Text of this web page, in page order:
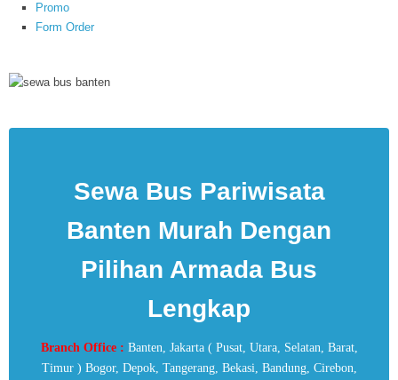
Promo
Form Order
Sewa Bus Pariwisata
Banten Murah Dengan
Pilihan Armada Bus
Lengkap
Branch Office : Banten, Jakarta ( Pusat, Utara, Selatan, Barat,
Timur ) Bogor, Depok, Tangerang, Bekasi, Bandung, Cirebon,